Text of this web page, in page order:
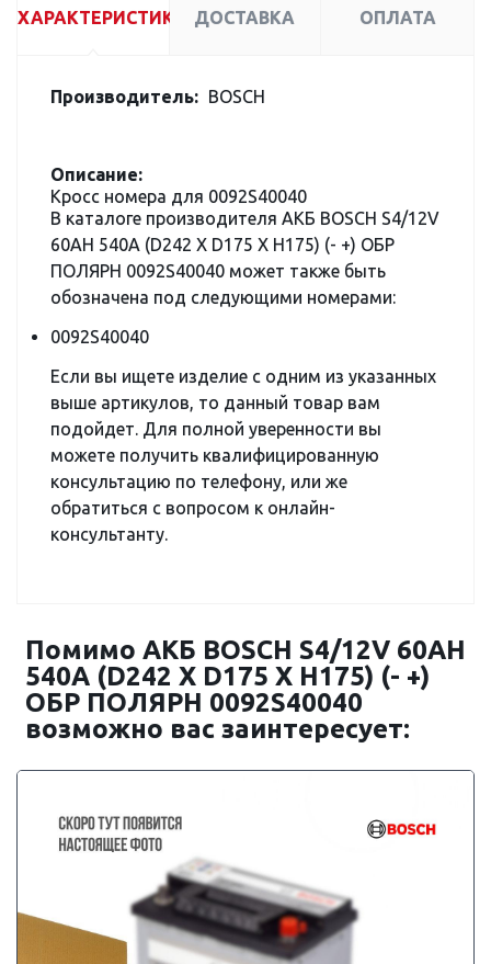
ХАРАКТЕРИСТИКИ ДОСТАВКА ОПЛАТА
Производитель: BOSCH
Описание:
Кросс номера для 0092S40040
В каталоге производителя АКБ BOSCH S4/12V
60AH 540A (D242 X D175 X H175) (- +) ОБР
ПОЛЯРН 0092S40040 может также быть
обозначена под следующими номерами:
0092S40040
Если вы ищете изделие с одним из указанных
выше артикулов, то данный товар вам
подойдет. Для полной уверенности вы
можете получить квалифицированную
консультацию по телефону, или же
обратиться с вопросом к онлайн-
консультанту.
Помимо АКБ BOSCH S4/12V 60AH
540A (D242 X D175 X H175) (- +)
ОБР ПОЛЯРН 0092S40040
возможно вас заинтересует: